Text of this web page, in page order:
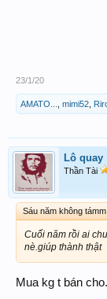
23/1/20
AMATO... mimi52
Lô quay
Thần Tài
Sáu năm không támm
Cuối năm rồi ai
nè.giúp thành thật
Mua kg t bán